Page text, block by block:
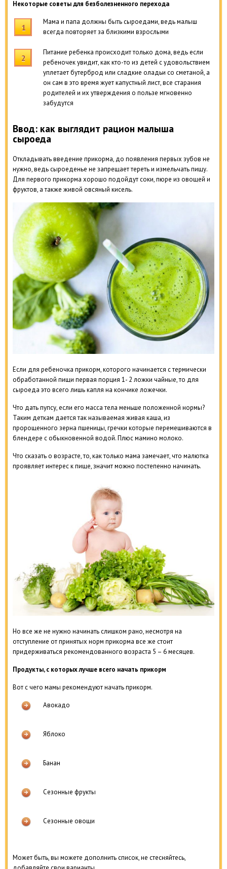
Некоторые советы для безболезненного перехода
Мама и папа должны быть сыроедами, ведь малыш
всегда повторяет за близкими взрослыми
Питание ребенка происходит только дома, ведь если
ребеночек увидит, как кто-то из детей с удовольствием
уплетает бутерброд или сладкие оладьи со сметаной, а
он сам в это время жует капустный лист, все старания
родителей и их утверждения о пользе мгновенно
забудутся
Ввод: как выглядит рацион малыша
сыроеда
Откладывать введение прикорма, до появления первых зубов не
нужно, ведь сыроеденье не запрещает тереть и измельчать пищу.
Для первого прикорма хорошо подойдут соки, пюре из овощей и
фруктов, а также живой овсяный кисель.
Если для ребеночка прикорм, которого начинается с термически
обработанной пищи первая порция 1- 2 ложки чайные, то для
сыроеда это всего лишь капля на кончике ложечки.
Что дать пупсу, если его масса тела меньше положенной нормы?
Таким деткам дается так называемая живая каша, из
пророщенного зерна пшеницы, гречки которые перемешиваются в
блендере с обыкновенной водой. Плюс мамино молоко.
Что сказать о возрасте, то, как только мама замечает, что малютка
проявляет интерес к пище, значит можно постепенно начинать.
Но все же не нужно начинать слишком рано, несмотря на
отступление от принятых норм прикорма все же стоит
придерживаться рекомендованного возраста 5 – 6 месяцев.
Продукты, с которых лучше всего начать прикорм
Вот с чего мамы рекомендуют начать прикорм.
Авокадо
Яблоко
Банан
Сезонные фрукты
Сезонные овощи
Может быть, вы можете дополнить список, не стесняйтесь,